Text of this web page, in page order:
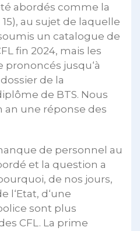
abordés comme la
au sujet de laquelle
un catalogue de
fin 2024, mais les
prononcés jusqu‘à
de la
de BTS. Nous
une réponse des
de personnel au
et la question a
de nos jours,
l‘Etat, d‘une
sont plus
CFL. La prime